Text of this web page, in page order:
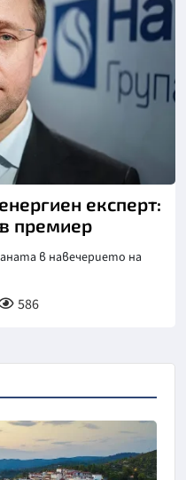
експерт:
премиер
в навечерието на
586